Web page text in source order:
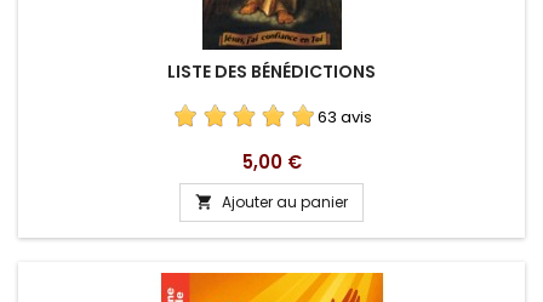
LISTE DES BÉNÉDICTIONS
63 avis
Prix
5,00 €
 Ajouter au panier